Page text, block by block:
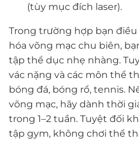
(tùy mục đích laser).
Trong trường hợp bạn
hóa võng mạc chu biên,
tập thể dục nhẹ nhàng.
vác nặng và các môn thể
bóng đá, bóng rổ, tennis.
võng mạc, hãy dành thời
trong 1–2 tuần. Tuyệt đối
tập gym, không chơi thể